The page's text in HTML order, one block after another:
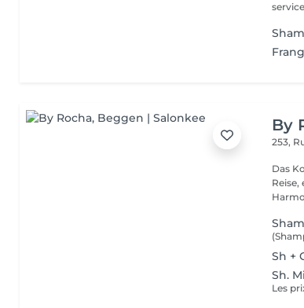
By
253,
Das
Sh +
Sh.